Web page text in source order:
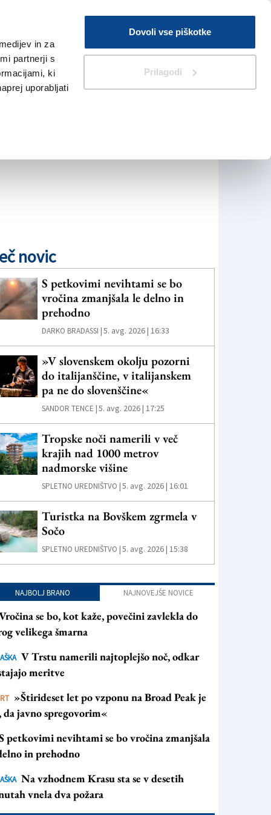
in za
partnerji s
ki
uporabljati
Dovoli vse piškotke
Prilagodi
V Kioskih
Iskanje
novic
S petkovimi nevihtami se bo
vročina zmanjšala le delno in
prehodno
DARKO BRADASSI |5. avg. 2026 | 16:33
»V slovenskem okolju pozorni
do italijanščine, v italijanskem
pa ne do slovenščine«
SANDOR TENCE |5. avg. 2026 | 17:25
Tropske noči namerili v več
krajih nad 1000 metrov
nadmorske višine
SPLETNO UREDNIŠTVO |5. avg. 2026 | 16:01
Turistka na Bovškem zgrmela v
Sočo
SPLETNO UREDNIŠTVO |5. avg. 2026 | 15:38
NAJBOLJ BRANO NAJNOVEJŠE NOVICE
se bo, kot kaže, povečini zavlekla do
velikega šmarna
V Trstu namerili najtoplejšo noč, odkar
meritve
»Štirideset let po vzponu na Broad Peak je
da javno spregovorim«
petkovimi nevihtami se bo vročina zmanjšala
in prehodno
Na vzhodnem Krasu sta se v desetih
vnela dva požara